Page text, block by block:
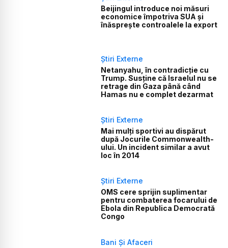
Beijingul introduce noi măsuri
economice împotriva SUA și
înăsprește controalele la export
Știri Externe
Netanyahu, în contradicție cu
Trump. Susține că Israelul nu se
retrage din Gaza până când
Hamas nu e complet dezarmat
Știri Externe
Mai mulți sportivi au dispărut
după Jocurile Commonwealth-
ului. Un incident similar a avut
loc în 2014
Știri Externe
OMS cere sprijin suplimentar
pentru combaterea focarului de
Ebola din Republica Democrată
Congo
Bani Și Afaceri